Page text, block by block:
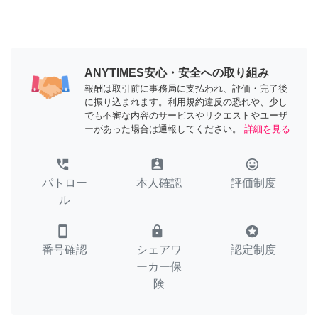
ANYTIMES安心・安全への取り組み
報酬は取引前に事務局に支払われ、評価・完了後
に振り込まれます。利用規約違反の恐れや、少し
でも不審な内容のサービスやリクエストやユーザ
ーがあった場合は通報してください。
詳細を見る
perm_phone_msg
パトロー
ル
assignment_ind
本人確認
tag_faces
評価制度
smartphone
番号確認
lock
シェアワ
ーカー保
険
stars
認定制度